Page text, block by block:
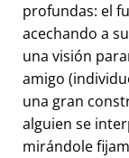
profundas: el
acechando a
una visión
amigo
una gran
alguien se
mirándole